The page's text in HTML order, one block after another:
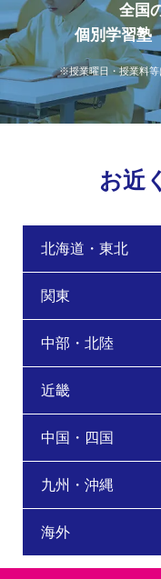
全国
個別学習塾
※授業曜日・授業料等
お近
北海道・東北
関東
中部・北陸
近畿
中国・四国
九州・沖縄
海外